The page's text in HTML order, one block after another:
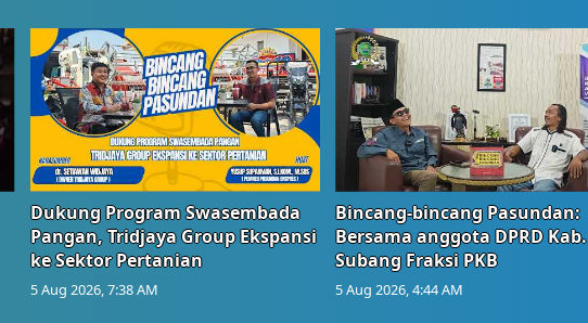
Dukung Program Swasembada
Pangan, Tridjaya Group Ekspansi
ke Sektor Pertanian
5 Aug 2026, 7:38 AM
Bincang-bincang Pasundan:
Bersama anggota DPRD Kab.
Subang Fraksi PKB
5 Aug 2026, 4:44 AM